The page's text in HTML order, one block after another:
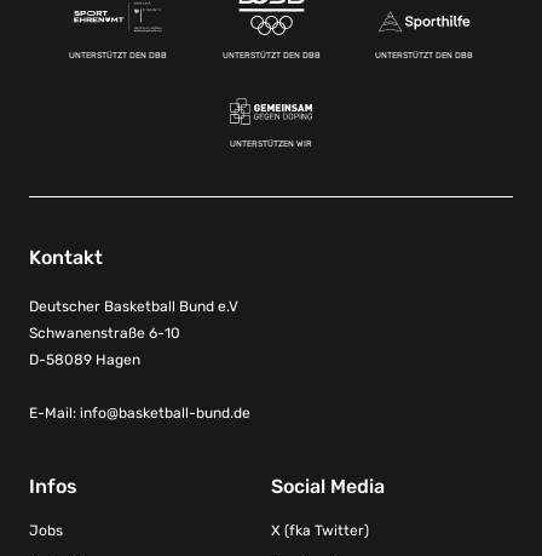
UNTERSTÜTZT DEN DBB UNTERSTÜTZT DEN DBB UNTERSTÜTZT DEN DBB
UNTERSTÜTZEN WIR
Kontakt
Deutscher Basketball Bund e.V
Schwanenstraße 6-10
D-58089 Hagen
E-Mail: info@basketball-bund.de
Infos
Jobs
Social Media
X (fka Twitter)